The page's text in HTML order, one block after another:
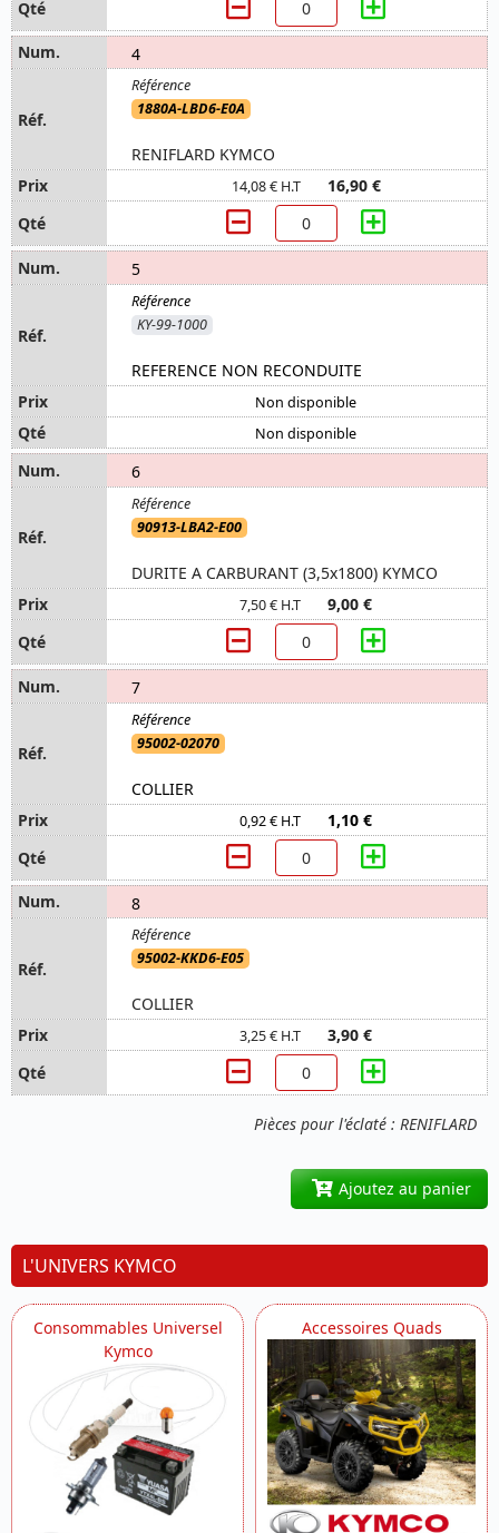
Pièces pour l'éclaté : RENIFLARD
4
1880A-LBD6-E0A
RENIFLARD KYMCO
14,08 € H.T 16,90 €
5
KY-99-1000
REFERENCE NON RECONDUITE
Non disponible
Non disponible
6
90913-LBA2-E00
DURITE A CARBURANT (3,5x1800) KYMCO
7,50 € H.T 9,00 €
7
95002-02070
COLLIER
0,92 € H.T 1,10 €
8
95002-KKD6-E05
COLLIER
3,25 € H.T 3,90 €
Ajoutez au panier
L'UNIVERS KYMCO
Consommables Universel
Kymco
Accessoires Quads